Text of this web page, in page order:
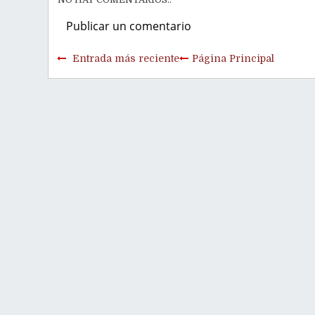
Publicar un comentario
Entrada más reciente Página Principal